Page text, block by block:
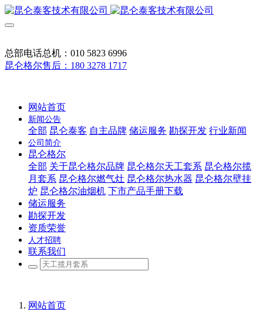
总部电话总机：010 5823 6996
昆仑格尔售后：180 3278 1717
网站首页
新闻公告
全部 昆仑泰客 自主品牌 储运服务 勘探开发 行业新闻
公司简介
昆仑格尔
全部 关于昆仑格尔品牌 昆仑格尔天工套系 昆仑格尔揽
月套系 昆仑格尔燃气灶 昆仑格尔热水器 昆仑格尔壁挂
炉 昆仑格尔油烟机 下市产品手册下载
储运服务
勘探开发
资质荣誉
人才招聘
联系我们
网站首页